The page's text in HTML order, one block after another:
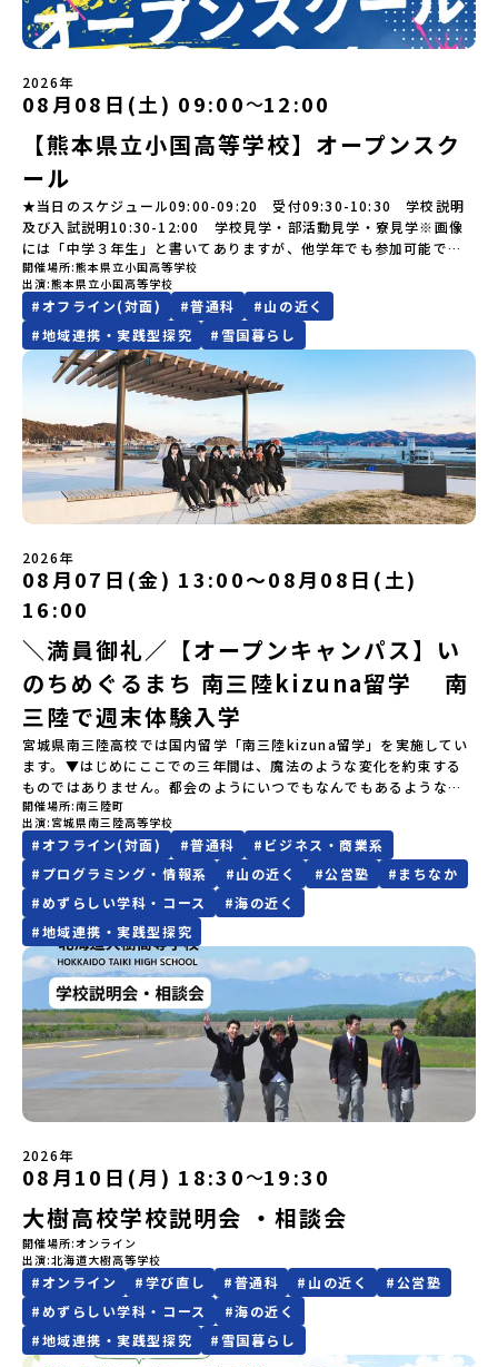
の場合は原則、開催日1週間前までにご連絡いたします。又、最少催
行人数に達しなかった場合は、開催日3週間前までに催行中止の旨を
メールにてご連絡いたします。・よくあるご質問その他、よくある
ご質問についてはこちらをご確認ください。運営団体について＜プ
ログラム主催：一般財団法人地域・教育魅力化プラットフォーム＞
「意志ある若者にあふれる持続可能な地域・社会をつくる」という
ビジョンを掲げ、2017年3月に島根県に設立した教育事業団体で
す。日本全国約200の高校と連携しながら、中学卒業後に地域の枠を
越えて生徒一人ひとりの夢や価値観に合った地域・学校で1〜3年間
過ごすことができるシステム「地域みらい留学」をはじめとした、
教育事業や地域活性モデルをつくり続けています。名 称：一般財
団法人地域・教育魅力化プラットフォーム設 立：2017年3月代表
者：岩本 悠所在地：〒690-0842 島根県松江市東本町二丁目25-6
みらいBASE2階 その他所在地公式HP：http://c-platform.or.jp/
お問い合わせ先担当：小川・小原E-mail：info@miratabi.jp「お
ためし地域留学体験」のプログラム開催情報を公式LINEにて配信
中！ぜひご登録ください♪地域みらい留学公式LINE
してご参加ください。▼お申し込み前に必ずご確認ください・参加
規約への同意プログラムへの参加申し込みいただく前に、「お申し
い。・抽選による参加者決定についてお申込みいただいた方の中か
ら抽選の上、締め切り日から1週間を目途に、お申し込み時に記入い
ただいたメールアドレス宛に「当選／落選メール」をお送りいたし
ます。当選者は、メールに記載された「当選確認フォーム」に３日
ていただきます。当選確認フォームの期日までにご回答いただけな
い場合は、当選を取り消しとさせていただきます。当選取り消しが
あった場合は、繰り上げ当選者へご連絡させていただきます。登録
メールアドレスの変更をご希望の場合は下記の地域みらい留学公式
LINEよりご連絡をお願いします。※受信制限設定をしていると、通
知メールをお受け取りいただけません。その場合は、
「@miratabi.jp」からのメールを受信できるよう設定をお願いいた
します。※結果に関する個別のお問合せにはお答えしておりません
ので、ご了承ください。・お申し込みについてお申込はお一人様1回
限りです。PC・スマートフォンからお申込ください。申込後の内容
変更はできません。お申込時は、メールアドレスの入力間違いにご
注意ください。・宿泊について１室に複数(同性2～4名程度)で宿泊
いただく予定です。・食事アレルギー対応について個別の詳細なア
レルギー対応希望にはお応えしかねる場合がございます。対応が必
要な場合は必ず事前にご相談ください。・参加取消や急遽参加でき
なくなった場合について参加決定後の参加お取り消しはご遠慮下さ
い。やむを得ないお取り消しの場合はお早めに事務局までご連絡く
合、以下のルールに沿って対応させていただきます。ご了承くださ
い。プログラム開催日の前日＜7月27日＞から、【キャンセルのご連
絡日：お支払いいただく旅行代金】・21日目にあたる日以前：無
の前日：40％・プログラム開始日当日：50％・ご連絡無しでの不参
加またはプログラム開始後の解除：100％・催行中止について天候な
どの状況等によって開催を見合わせる可能性があります。その場合
は原則、開催日1週間前までにご連絡いたします。又、最少催行人数
に達しなかった場合は、開催日3週間前までに催行中止の旨をメール
にてご連絡いたします。・よくあるご質問その他、よくあるご質問
についてはこちらをご確認ください。運営団体について＜プログラ
ム主催：一般財団法人地域・教育魅力化プラットフォーム＞「意志
ある若者にあふれる持続可能な地域・社会をつくる」というビジョ
ンを掲げ、2017年3月に島根県に設立した教育事業団体です。日本
全国約200の高校と連携しながら、中学卒業後に地域の枠を越えて生
徒一人ひとりの夢や価値観に合った地域・学校で1〜3年間過ごすこ
とができるシステム「地域みらい留学」をはじめとした、教育事業
や地域活性モデルをつくり続けています。名 称：一般財団法人地
域・教育魅力化プラットフォーム設 立：2017年3月代表者：岩本
悠所在地：〒690-0842 島根県松江市東本町二丁目25-6 みらい
BASE2階 その他所在地公式HP：http://c-platform.or.jp/お問い
合わせ先担当：小川・小原E-mail：info@miratabi.jp「おためし
地域留学体験」のプログラム開催情報を公式LINEにて配信中！ぜひ
ご登録ください♪地域みらい留学公式LINE
https://youtu.be/Yt8nd04aNgA?si=e5erbspvwz5O8_uF
【STEP 2】出水市・出水工業高校プログラム説明会〜「出水市・出
水工業高校」の内容を具体的に深掘りしたい方へ〜全体説明を聞い
たうえで、「出水市では具体的に何をするの？」「どんな町な
の？」という疑問にお答えする説明会です。出水市ならではの豊か
な文化や、2泊3日のプログラムの中身をたっぷりとお伝えします。
日 時： 6月9日日(水)19:00-19:45内 容： 出水市ってどんなとこ
ろ？プログラム詳細解説、質疑応答お申し込み：https://c-
mirai.jp/events/091247お気軽にどうぞ！「はじめての一人旅だ
けど大丈夫？」「どんな体験ができるの？」そんな保護者様の不安
や、中学生のみなさんの素朴な疑問にスタッフが直接お答えしま
す。チャットでの質問も可能ですので、ぜひご自宅からリラックス
してご参加ください。▼お申し込み前に必ずご確認ください・参加
規約への同意プログラムへの参加申し込みいただく前に、「お申し
込みに関する各規約」への同意が必須となります。ご確認くださ
い。・抽選による参加者決定についてお申込みいただいた方の中か
ら抽選の上、締め切り日から1週間を目途に、お申し込み時に記入い
ただいたメールアドレス宛に「当選／落選メール」をお送りいたし
ます。当選者は、メールに記載された「当選確認フォーム」に3日以
内に回答いただき、確認フォームの提出をもって参加確定とさせて
いただきます。当選確認フォームの期日までにご回答いただけない
場合は、当選を取り消しとさせていただきます。当選取り消しがあ
った場合は、繰り上げ当選者へご連絡させていただきます。登録メ
ールアドレスの変更をご希望の場合は下記の地域みらい留学公式
LINEよりご連絡をお願いします。※受信制限設定をしていると、通
「@miratabi.jp」からのメールを受信できるよう設定をお願いいた
します。※結果に関する個別のお問合せにはお答えしておりません
ので、ご了承ください。・お申し込みについてお申込はお一人様1回
変更はできません。お申込時は、メールアドレスの入力間違いにご
注意ください。・宿泊について１室に複数(同性2～4名程度)で宿泊
いただく予定です。・食事アレルギー対応について個別の詳細なア
レルギー対応希望にはお応えしかねる場合がございます。対応が必
要な場合は必ず事前にご相談ください。・参加取消や急遽参加でき
なくなった場合について参加決定後の参加お取り消しはご遠慮下さ
い。やむを得ないお取り消しの場合はお早めに事務局までご連絡く
ださい。・キャンセルポリシーやむを得ない参加お取り消しの場
合、以下のルールに沿って対応させていただきます。ご了承くださ
い。プログラム開催日の前日＜8月2日＞から、【キャンセルのご連
絡日：お支払いいただく旅行代金】・21日目にあたる日以前：無
料・20日目-8日目：20％・7日目-2日目：30％・プログラム開始日
の前日：40％・プログラム開始日当日：50％・ご連絡無しでの不参
加またはプログラム開始後の解除：100％・催行中止について天候な
どの状況等によって開催を見合わせる可能性があります。その場合
は原則、開催日1週間前までにご連絡いたします。又、最少催行人数
に達しなかった場合は、開催日3週間前までに催行中止の旨をメール
にてご連絡いたします。・よくあるご質問その他、よくあるご質問
についてはこちらをご確認ください。運営団体について＜プログラ
ム主催：一般財団法人地域・教育魅力化プラットフォーム＞「意志
ある若者にあふれる持続可能な地域・社会をつくる」というビジョ
ンを掲げ、2017年3月に島根県に設立した教育事業団体です。日本
全国約200の高校と連携しながら、中学卒業後に地域の枠を越えて生
とができるシステム「地域みらい留学」をはじめとした、教育事業
や地域活性モデルをつくり続けています。名 称：一般財団法人地
域・教育魅力化プラットフォーム設 立：2017年3月代表者：岩本
悠所在地：〒690-0842 島根県松江市東本町二丁目25-6 みらい
BASE2階公式HP：http://c-platform.or.jp/お問い合わせ先担
当：小川・小原E-mail：info@miratabi.jp「おためし地域留学体
験」のプログラム開催情報を公式LINEにて配信中！ぜひご登録くだ
さい♪地域みらい留学公式LINE
は？今回のプログラムを一緒に過ごしてくれる高校生は「平舘（た
いらだて）高校」の生徒たち。この高校の特徴は「地域と一体にな
った探究教育」と「自分で考えて動くチカラを大切にしている」こ
自身が「探究プロジェクト」を企画し取り組むユニークな高校で
す。机の上で勉強するだけではない、実践的な探究やフィールドワ
ークを楽しむことができます。今回は、そんなエネルギッシュに活
躍する高校生と一緒に交流したり対話をしながら、町の文化・料理
を楽しみ、高校での活動のイメージをもつことができる絶好の機
会！この地域でしか味わえない豊かな体験をぜひ楽しんでください
🎵体験のおすすめポイント体験プログラム内容（予定）＜1日目＞
（PM）「オリエンテーション」「地熱染色・発電所見学」 -八幡
平市の自然を知る -地球のチカラを使ったアートづくり「ペンショ
ンで夕食」「1日目の振り返り」「星空観察」※希望者＜2日目＞
（AM）「平舘（たいらだて）高校見学」 -高校生活をイメージし
よう「郷土料理・BBQ」 -高校生・地元の方と交流を深める
（PM）「“八幡平市”体感ワークショップ」 -あけびづるで表札づく
なで振り返り対話＜3日目＞（AM）「大更駅複合施設の見学」「振
り返りワークショップ」 -個人での振り返り -グループでの振り
返り「お土産・昼食」（PM） 解散 ※天候の状況や参加人数によっ
てプログラムを変更する場合がございます。参加概要【開催場所】
岩手県八幡平市【実施日程】8月3日（月）〜8月5日（水）※参加が
確定した方には7月9日(木) 18:30～20：00に 「参加者向け事前オ
ンラインセッション」をご案内する予定です。【集合場所・時間】
14:30 解散【対象】中学2年生、中学3年生【宿泊先】ペンションき
らく※1室に複数(同性2～4名程度)で宿泊いただく予定です。【旅行
代金】無料※旅行代金に含まれる費用のうち、以下の内容が無料と
なります：・宿泊費（2泊分）・プログラム内のアクティビティ・体
験費用・一部の食事代*以下の費用は参加者のご負担となります・集
合場所までの往復交通費・お土産代や自由時間の個人飲食費などの
個人的費用【募集人数】最大10名（お申し込み多数の場合は抽選の
上決定）【参加者決定】お申し込み多数の場合は、締め切り後1週間
を目途に当落結果をご連絡いたします。【申し込み締切】6月8日
(月)12：00 から 6月22日(月) 12：00まで疑問も不安もワクワクに
変える！「おためし地域留学」ステップアップ説明会プログラムの
内容を詳しく知りたい方や、お申し込みを迷われている方向けに
Zoomでのオンライン配信を行います。知りたい情報のレベルに合
わせて、以下の2つのステップをご活用ください。【STEP 1】全体
オンライン説明会（アーカイブ動画を公開中！）〜まずは「おため
し地域留学」を知りたい方へ〜日本全国20以上の地域から選んで参
加できる「おためし地域留学」の全体像や魅力について、説明会を
開催しました。中学生一人での参加にあたり、保護者様が特に気に
なる「安全面」や「事務局のサポート体制」についても詳しく解説
しています。ぜひ、ご自宅からお気軽にご視聴ください。🎬 [アーカ
イブ動画を視聴する]YouTube：
https://youtu.be/Yt8nd04aNgA?si=e5erbspvwz5O8_uF
【STEP 2】プログラム説明会〜「八幡平市」の内容をもっと知りし
たい方へ〜全体説明を聞いたうえで、「プログラムで何をする
の？」「どんなまちなの？」という疑問にお答えする詳細配信で
す。2泊3日のプログラムの中身をお伝えします。日時：6月10日(水)
19：00〜20：00内容：どんなところ？プログラム詳細解説、質疑
応答紹介地域：鹿児島県出水市・出水工業高校/北海道標津町/岩手
県八幡平市/愛媛県鬼北町＊4つの地域のプログラムを1時間でぎゅっ
とお届けします。お申し込み：https://c-
mirai.jp/events/064069お気軽にどうぞ！「はじめての一人旅だ
けど大丈夫？」「どんな体験ができるの？」そんな保護者様の不安
や、中学生のみなさんの素朴な疑問にスタッフが直接お答えしま
す。チャットでの質問も可能ですので、ぜひご自宅からリラックス
してご参加ください。▼お申し込み前に必ずご確認ください・参加
規約への同意プログラムへの参加申し込みいただく前に、「お申し
込みに関する各規約」への同意が必須となります。ご確認くださ
い。・抽選による参加者決定についてお申込みいただいた方の中か
ら抽選の上、締め切り日から1週間を目途に、お申し込み時に記入い
らしが気になる。いつか留学してみたい！」「大自然と生き物が好
き！興味がある！」「自分の進学や将来の可能性をもっとひらきた
い！」そんな中学生のみなさんにおすすめ！「おためし地域留学体
験」は、日本全国約200の高校と連携し、地域の枠を超えて学校生活
を送る「地域みらい留学」をプチ体験できるプログラムです。はじ
めてのひとり旅でも安心！現地でもスタッフがしっかりとサポート
いたします。今回のフィールドは「北海道 標津町（しべつちょ
う）」北海道の東に位置する標津町（しべつちょう）は人口 約
4,600人の町。東の水平線の奥に見えるのは北方領土の国後島（くな
しりとう）、西には世界遺産に認定されている秘境・知床半島（し
れとこはんとう）、鶴や白鳥など珍しい野鳥の宝庫である野付半島
（のつけはんとう）をながめることができ、ミルクの里の牧草地が
広がる牛の酪農（らくのう）もさかんで、海と緑と川の自然と生き
物が豊かな町です！標津町はさらに「鮭（さけ）の聖地」としても
有名。江戸時代には将軍家にも贈られたほどで、今では「日本遺
産」に登録されています。一万年前から続く伝統的な「鮭」の産業
とともに人々の豊かな暮らしがあります。一万年前の縄文時代か
ら、人々の間で大切に守り受け継がれ、厳しい大自然と向き合い、
山・海・川がもたらす恵みに深く感謝しながら生きていく姿勢は今
も息づく「命の循環」です。日本遺産にも認定されている「サケ」
の伝統産業や、雄大な知床の裾野で命を育む酪農の歴史など、自然
の営みの一部として共生してきた風土が存在します。標津高校で
は、地域と連携して「食」を考える「フードデザイン」の授業がお
すすめの一つです。生徒たちが地元の素材を活かしたメニュー開発
を行い、町内の学校給食に「標高給食DAY」としてオリジナル給食
ける活動を行っています。今回のプログラムでは、この取り組みを
行う高校生たちと一緒に夕食づくりを体験。地域の食文化と向き合
っている先輩から直接話を聞くことができます🎵先輩たちとの交流
んな他にはないスペシャルな魅力がギュッと詰まった北海道標津町
でアクティビティをしたり、五感で感じるフィールドワークをしな
がら「雄大な自然と生き物」「伝統的な産業と人々の暮らし」の魅
力に触れ一緒に探求しませんか？体験のおすすめポイント体験プロ
グラム内容（予定）＜１日目＞（PM）「オリエンテーション・自己
紹介ワーク」「サーモン科学館見学」 -「鮭の聖地・しべつ」の歴
史や成り立ちを知る「夕食」 -高校生も一緒にみんなで夕食「1日
目の振り返り会」＜2日目＞（AM）「 ポー川史跡公園散策または渓
流釣り体験」 -1万年前の縄文文化に触れる -渓流釣りで自然を満
喫（PM）「地引網体験」 -地元の方との交流「自由時間：海の公
園で高校生とあそぶ！かたる！」 -高校生との交流「みんなで
BBQ・花火大会」 -さらにまちの人たちと交流＜3日目＞（AM）
「3日間の振り返りワーク」 -みんなで振り返り対話（PM） 13：
00 解散 (中標津空港 13：30頃到着)※14：50 中標津空港発 (羽田
空港16：45着)便を利用する想定※天候の状況や参加人数によってプ
ログラムを変更する場合がございます。参加概要【開催場所】北海
道標津町【実施日程】8月4日（火）〜 8月6日（木）※参加が確定し
た方には7月10日(金) 18：30～20：00に「参加者向け事前オンラ
イン研修」をご案内する予定です。必ず参加をお願いします。【集合
場所・時間】中標津空港 8月4日(火) 14：30 集合【解散場所・時
間】中標津空港 8月6日(木) 13：30 解散【対象】中学2年生、中学3
年生【宿泊先】民宿 船長の家※1室に複数(同性2～4名程度)で宿泊
いただく予定です。【旅行代金】無料※旅行代金に含まれる費用の
ム内のアクティビティ・体験費用・一部の食事代*以下の費用は参加
者のご負担となります・集合場所までの往復交通費・お土産代や自
由時間の個人飲食費などの個人的費用【募集人数】最大10名（お申
し込み多数の場合は抽選の上決定）【参加者決定】お申し込み多数
の場合は、締め切り後1週間を目途に当落結果をご連絡いたします。
【申し込み受付期間】6月8日(月)12：00 から 6月22日(月) 12：00
まで疑問も不安もワクワクに変える！「おためし地域留学」ステッ
プアップ説明会プログラムの内容を詳しく知りたい方や、お申し込
みを迷われている方向けにZoomでのオンライン配信を行います。
知りたい情報のレベルに合わせて、以下の2つのステップをご活用く
2026年
08月08日(土) 09:00〜12:00
【熊本県立小国高等学校】オープンスク
ール
★当日のスケジュール09:00-09:20 受付09:30-10:30 学校説明
及び入試説明10:30-12:00 学校見学・部活動見学・寮見学※画像
には「中学３年生」と書いてありますが、他学年でも参加可能で
す！
開催場所 熊本県立小国高等学校
出演 熊本県立小国高等学校
#オフライン(対面) #普通科 #山の近く
#地域連携・実践型探究 #雪国暮らし
2026年
08月07日(金) 13:00〜08月08日(土)
16:00
＼満員御礼／【オープンキャンパス】い
のちめぐるまち 南三陸kizuna留学 南
三陸で週末体験入学
宮城県南三陸高校では国内留学「南三陸kizuna留学」を実施してい
ます。▼はじめにここでの三年間は、魔法のような変化を約束する
ものではありません。都会のようにいつでもなんでもあるような便
利さではないし、冬の寒さは少し厳しいかもしれません。何かにチ
ャレンジしようと思えば、壁にぶつかることだってあるはずです。
正直に言えば、ここは至れり尽くせりの環境ではありません。学校
のなかでも、学びのフィールドとなる南三陸町でも、日々試行錯誤
が続いています。それでも、私たちは知っています。この「ままなら
なさ」と向き合った時間が、人をいちばん強くすることを。 ここで
はあなたを、一人の新たな町民として迎えます。 お客様ではなく、
この町の未来を一緒につくり、魅力的にしていく仲間として、君を
待っています。▼週末体験入学でお伝えすること(昨年度の例)・留学
生活の拠点となる南三陸高校で授業体験・留学生の先輩たちととも
に旭桜寮を見学 ＆ 質問・交流の時間・学びのフィールドとなる南三
陸を体験・交流会本説明会は学校、町役場、コーディネーターとと
もに、留学生と地元生が説明役を務めてくれます。⚪︎これまでの先輩
方はこんなお話をしてくれました。・進路で悩んだポイント、南三
陸に決めた理由・南三陸高校に来てみて気づいたこと、変化したこ
と・地元の普通が、外から見たら特別だった話・飛び込む留学生、
迎え入れる地元生・南三陸での高校生活、実際どう？・どんな人に
おすすめ？-----はじめから強い想い、覚悟を持っていなくても、大
丈夫です。 何かやってみたい。学んでみたい。挑戦したい。素直で
小さく感じる想いでも、その一歩を、私たちは全力で応援します。
○募集期間 7月28日（火）まで 原則先着ですが、定数を超えるご
応募の場合は、3年生を優先させていただく場合がございます。※本
イベントは全国募集による留学生向けです。宮城県内の中学校に在
籍する方、また、宮城県内に在住する方は申し訳ございませんが参
加できませんのでご了承ください。なお、宮城県内から本校を受験
したい場合は南三陸高校にご連絡ください。℡０２２６－４６－３
６４３
開催場所 南三陸町
出演 宮城県南三陸高等学校
#オフライン(対面) #普通科 # ビジネス・商業系
# プログラミング・情報系 #山の近く #公営塾 # まちなか
#めずらしい学科・コース #海の近く
#地域連携・実践型探究
2026年
08月10日(月) 18:30〜19:30
大樹高校学校説明会 ・相談会
開催場所 オンライン
出演 北海道大樹高等学校
#オンライン #学び直し #普通科 # 山の近く #公営塾
#めずらしい学科・コース #海の近く
#地域連携・実践型探究 #雪国暮らし